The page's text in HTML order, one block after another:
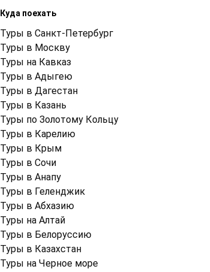
Куда поехать
Туры в Санкт-Петербург
Туры в Москву
Туры на Кавказ
Туры в Адыгею
Туры в Дагестан
Туры в Казань
Туры по Золотому Кольцу
Туры в Карелию
Туры в Крым
Туры в Cочи
Туры в Анапу
Туры в Геленджик
Туры в Абхазию
Туры на Алтай
Туры в Белоруссию
Туры в Казахстан
Туры на Черное море